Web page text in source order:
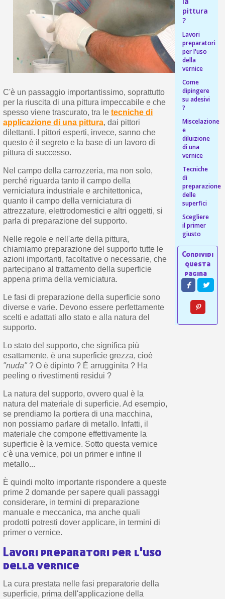
C'è un passaggio importantissimo, soprattutto
per la riuscita di una pittura impeccabile e che
spesso viene trascurato, tra le tecniche di
applicazione di una pittura, dai pittori
dilettanti. I pittori esperti, invece, sanno che
questo è il segreto e la base di un lavoro di
pittura di successo.
Nel campo della carrozzeria, ma non solo,
perché riguarda tanto il campo della
verniciatura industriale e architettonica,
quanto il campo della verniciatura di
attrezzature, elettrodomestici e altri oggetti, si
parla di preparazione del supporto.
Nelle regole e nell'arte della pittura,
chiamiamo preparazione del supporto tutte le
azioni importanti, facoltative o necessarie, che
partecipano al trattamento della superficie
appena prima della verniciatura.
Le fasi di preparazione della superficie sono
diverse e varie. Devono essere perfettamente
scelti e adattati allo stato e alla natura del
supporto.
Lo stato del supporto, che significa più
esattamente, è una superficie grezza, cioè
"nuda" ? O è dipinto ? È arrugginita ? Ha
peeling o rivestimenti residui ?
La natura del supporto, ovvero qual è la
natura del materiale di superficie. Ad esempio,
se prendiamo la portiera di una macchina,
non possiamo parlare di metallo. Infatti, il
materiale che compone effettivamente la
superficie è la vernice. Sotto questa vernice
c'è una vernice, poi un primer e infine il
metallo...
È quindi molto importante rispondere a queste
prime 2 domande per sapere quali passaggi
considerare, in termini di preparazione
manuale e meccanica, ma anche quali
prodotti potresti dover applicare, in termini di
primer o vernice.
Lavori preparatori per l'uso
della vernice
La cura prestata nelle fasi preparatorie della
superficie, prima dell'applicazione della
pittura
?
Lavori
preparatori
per l'uso
della
vernice
Come
dipingere
su adesivi
?
Miscelazione
e
diluizione
di una
vernice
Tecniche
di
preparazione
delle
superfici
Scegliere
il primer
giusto